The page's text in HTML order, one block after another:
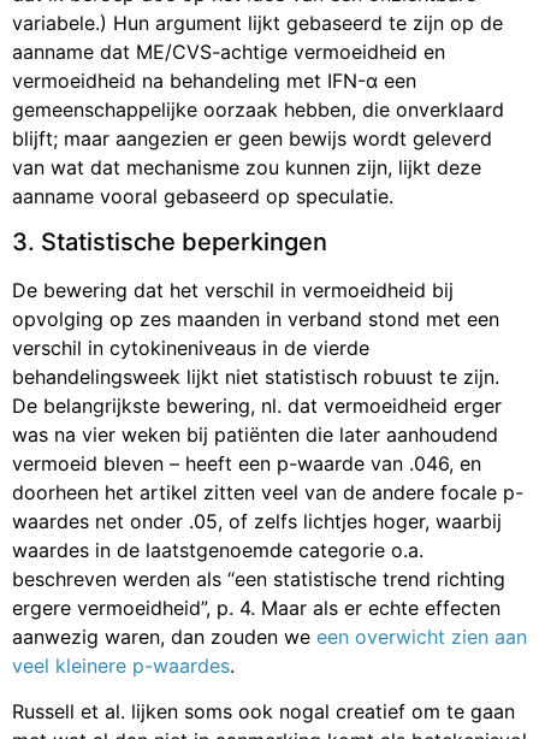
variabele.) Hun argument lijkt gebaseerd te zijn op de
aanname dat ME/CVS-achtige vermoeidheid en
vermoeidheid na behandeling met IFN-α een
gemeenschappelijke oorzaak hebben, die onverklaard
blijft; maar aangezien er geen bewijs wordt geleverd
van wat dat mechanisme zou kunnen zijn, lijkt deze
aanname vooral gebaseerd op speculatie.
3. Statistische beperkingen
De bewering dat het verschil in vermoeidheid bij
opvolging op zes maanden in verband stond met een
verschil in cytokineniveaus in de vierde
behandelingsweek lijkt niet statistisch robuust te zijn.
De belangrijkste bewering, nl. dat vermoeidheid erger
was na vier weken bij patiënten die later aanhoudend
vermoeid bleven – heeft een p-waarde van .046, en
doorheen het artikel zitten veel van de andere focale p-
waardes net onder .05, of zelfs lichtjes hoger, waarbij
waardes in de laatstgenoemde categorie o.a.
beschreven werden als “een statistische trend richting
ergere vermoeidheid”, p. 4. Maar als er echte effecten
aanwezig waren, dan zouden we een overwicht zien aan
veel kleinere p-waardes.
Russell et al. lijken soms ook nogal creatief om te gaan